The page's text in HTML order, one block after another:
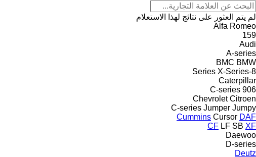
لم يتم العثور على نتائج لهذا الاستعلام
Alfa Romeo
159
Audi
A-series
BMC BMW
8-Series
X-Series
Caterpillar
906
C-series
Chevrolet Citroen
C-series Jumper Jumpy
Cummins Cursor DAF
CF LF SB XF
Daewoo
D-series
Deutz